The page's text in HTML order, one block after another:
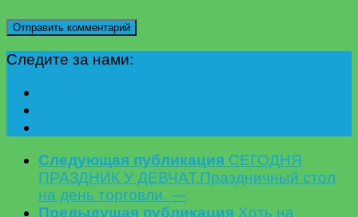
Следите за нами:
Следующая публикация СЕГОДНЯ
ПРАЗДНИК У ДЕВЧАТ.Праздничный стол
на день торговли. —
Предыдущая публикация Хоть на